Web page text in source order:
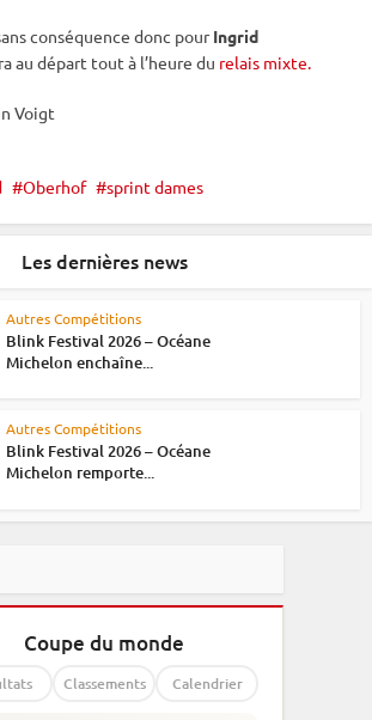
conséquence donc pourIngrid
au départ tout à l’heure du relais mixte.
Voigt
Oberhof sprint dames
Les dernières news
Autres Compétitions
Blink Festival 2026 – Océane
Michelon enchaîne...
Autres Compétitions
Blink Festival 2026 – Océane
Michelon remporte...
Coupe du monde
Classements Calendrier